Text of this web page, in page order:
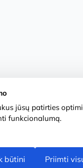
jūsų patirties
funkcionalumą.
būtini Priimti